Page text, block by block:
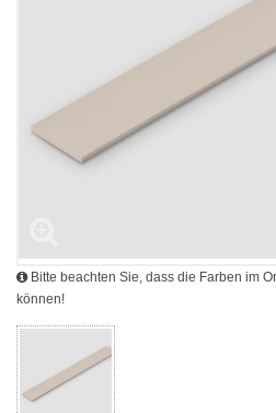
Bitte beachten Sie, dass die Farben im
können!